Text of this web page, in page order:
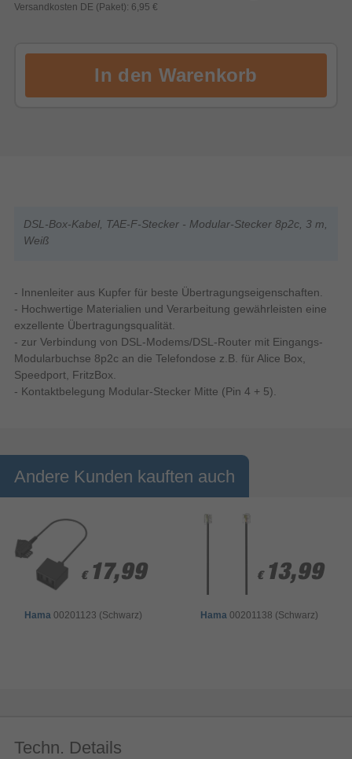
Versandkosten DE (Paket): 6,95 €
DSL-Box-Kabel, TAE-F-Stecker - Modular-Stecker 8p2c, 3 m,
Weiß
- Innenleiter aus Kupfer für beste Übertragungseigenschaften.
- Hochwertige Materialien und Verarbeitung gewährleisten eine
exzellente Übertragungsqualität.
- zur Verbindung von DSL-Modems/DSL-Router mit Eingangs-
Modularbuchse 8p2c an die Telefondose z.B. für Alice Box,
Speedport, FritzBox.
- Kontaktbelegung Modular-Stecker Mitte (Pin 4 + 5).
Andere Kunden kauften auch
€ 17,99
€ 17,99
Hama 00201123 (Schwarz)
€ 13,99
€ 13,99
Hama 00201138 (Schwarz)
Techn. Details